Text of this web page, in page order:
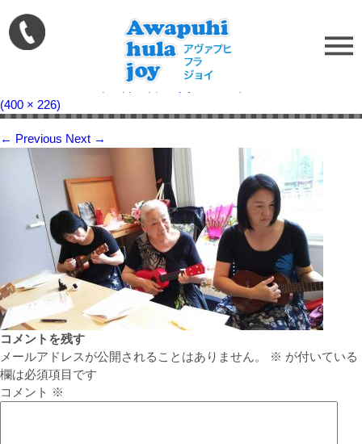
2016年10月24日
(400 × 226)
← Previous Next →
コメントを残す
メールアドレスが公開されることはありません。
※ が付いている
欄は必須項目です
コメント ※